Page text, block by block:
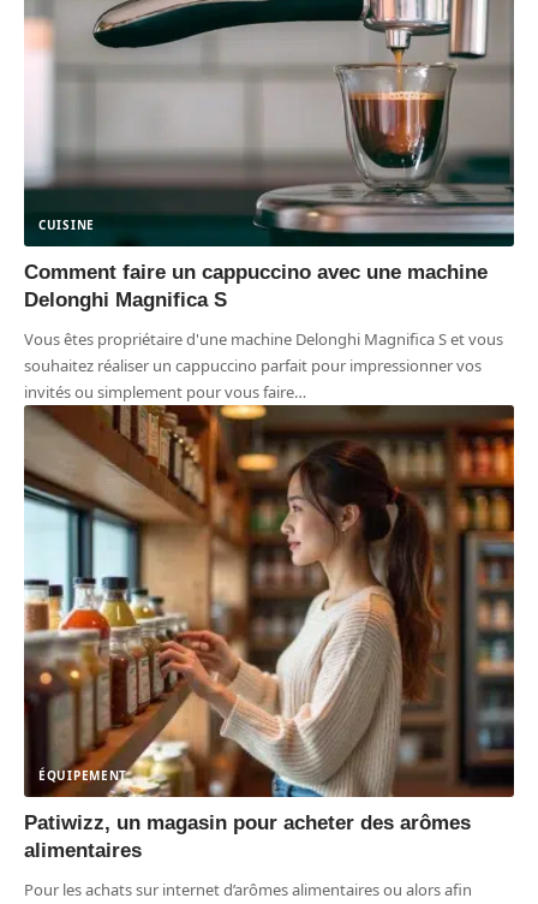
CUISINE
Comment faire un cappuccino avec une machine
Delonghi Magnifica S
Vous êtes propriétaire d'une machine Delonghi Magnifica S et vous
souhaitez réaliser un cappuccino parfait pour impressionner vos
invités ou simplement pour vous faire…
ÉQUIPEMENT
Patiwizz, un magasin pour acheter des arômes
alimentaires
Pour les achats sur internet d’arômes alimentaires ou alors afin